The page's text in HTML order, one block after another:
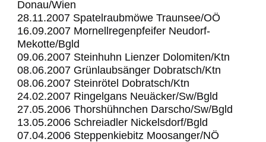
Donau/Wien
28.11.2007 Spatelraubmöwe Traunsee/OÖ
16.09.2007 Mornellregenpfeifer Neudorf-
Mekotte/Bgld
09.06.2007 Steinhuhn Lienzer Dolomiten/Ktn
08.06.2007 Grünlaubsänger Dobratsch/Ktn
08.06.2007 Steinrötel Dobratsch/Ktn
24.02.2007 Ringelgans Neuäcker/Sw/Bgld
27.05.2006 Thorshühnchen Darscho/Sw/Bgld
13.05.2006 Schreiadler Nickelsdorf/Bgld
07.04.2006 Steppenkiebitz Moosanger/NÖ